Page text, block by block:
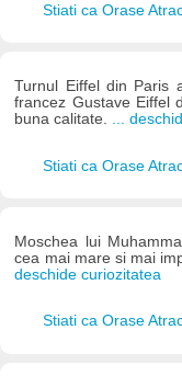
Stiati ca Orase
Turnul Eiffel din Paris
francez Gustave Eiffel
buna calitate. ...
Stiati ca Orase
Moschea lui
cea mai mare si mai
deschide curiozitatea
Stiati ca Orase